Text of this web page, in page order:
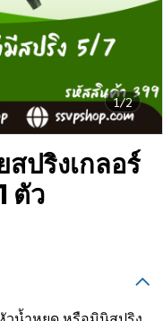
1/2
สปริงเกลอร์
ตัว